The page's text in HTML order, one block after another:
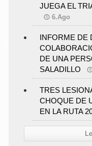
JUEGA EL
6.Ago
INFORME DE
DE UNA
SALADILLO
TRES
CHOQUE DE
EN LA RUTA